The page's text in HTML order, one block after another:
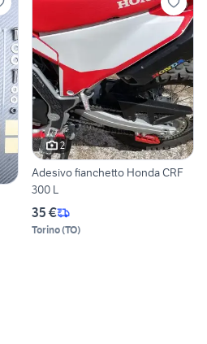
2
Adesivo fianchetto Honda CRF
300 L
35 €
Torino(TO)